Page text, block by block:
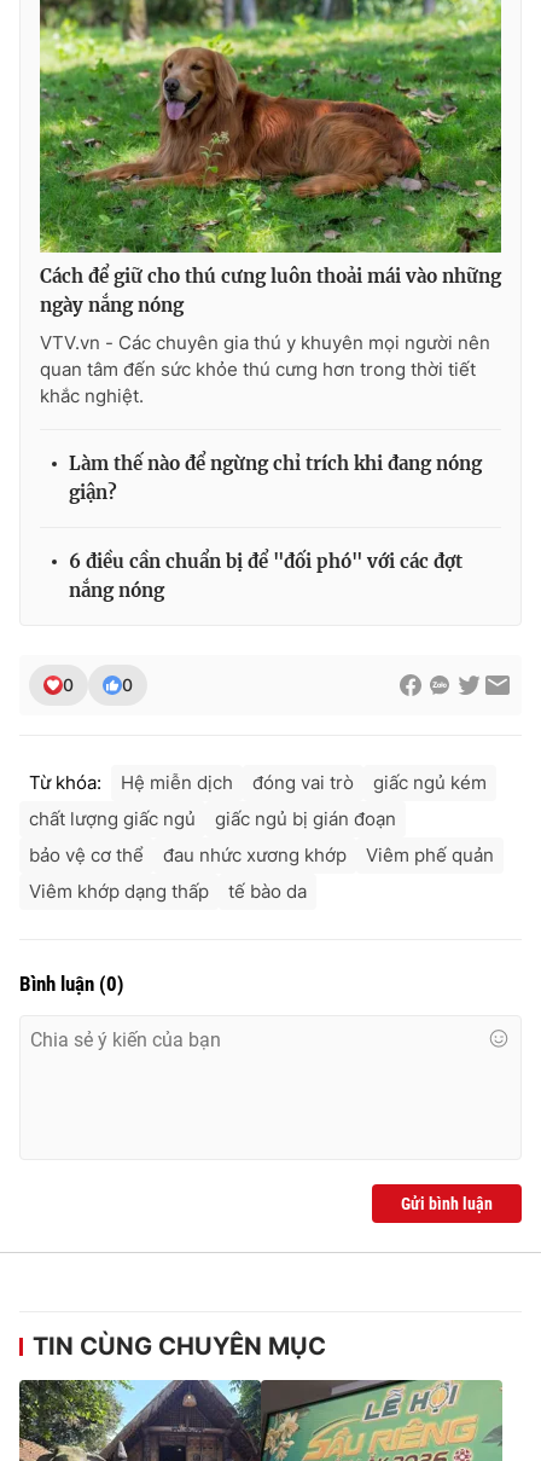
Cách để giữ cho thú cưng luôn thoải mái vào những
ngày nắng nóng
VTV.vn - Các chuyên gia thú y khuyên mọi người nên
quan tâm đến sức khỏe thú cưng hơn trong thời tiết
khắc nghiệt.
Làm thế nào để ngừng chỉ trích khi đang nóng
giận?
6 điều cần chuẩn bị để "đối phó" với các đợt
nắng nóng
0 0
Từ khóa: Hệ miễn dịch đóng vai trò
giấc ngủ kém
chất lượng giấc ngủ
giấc ngủ bị gián đoạn
bảo vệ cơ thể
đau nhức xương khớp
Viêm phế quản
Viêm khớp dạng thấp
tế bào da
Bình luận (0)
Gửi bình luận
TIN CÙNG CHUYÊN MỤC